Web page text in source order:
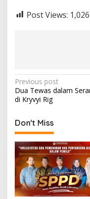
Post Views: 1,026
Post
navigation
Previous post
Dua Tewas dalam
di Kryvyi Rig
Don't Miss